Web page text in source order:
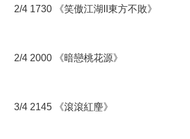
2/4 1730 《笑傲江湖II東方不敗》
2/4 2000 《暗戀桃花源》
3/4 2145 《滾滾紅麈》